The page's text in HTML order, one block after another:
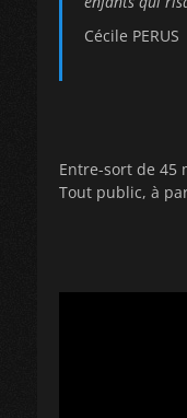
Cécile PERUS
Entre-sort de 45
Tout public, à